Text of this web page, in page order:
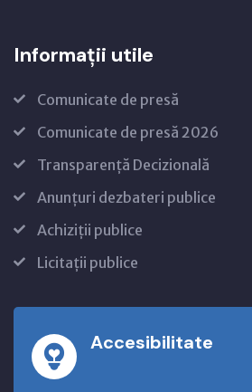
Informații utile
Comunicate de presă
Comunicate de presă 2026
Transparență Decizională
Anunțuri dezbateri publice
Achiziții publice
Licitații publice
Accesibilitate